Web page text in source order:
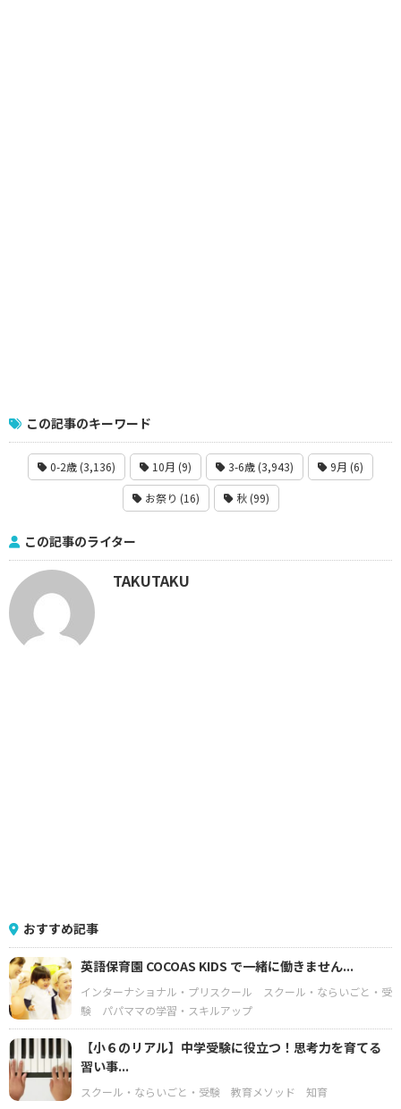
この記事のキーワード
0-2歳 (3,136) 10月 (9) 3-6歳 (3,943) 9月 (6)
お祭り (16) 秋 (99)
この記事のライター
TAKUTAKU
おすすめ記事
英語保育園 COCOAS KIDS で一緒に働きません...
インターナショナル・プリスクール
スクール・ならいごと・受
験
パパママの学習・スキルアップ
【小６のリアル】中学受験に役立つ！思考力を育てる
習い事...
スクール・ならいごと・受験 教育メソッド 知育